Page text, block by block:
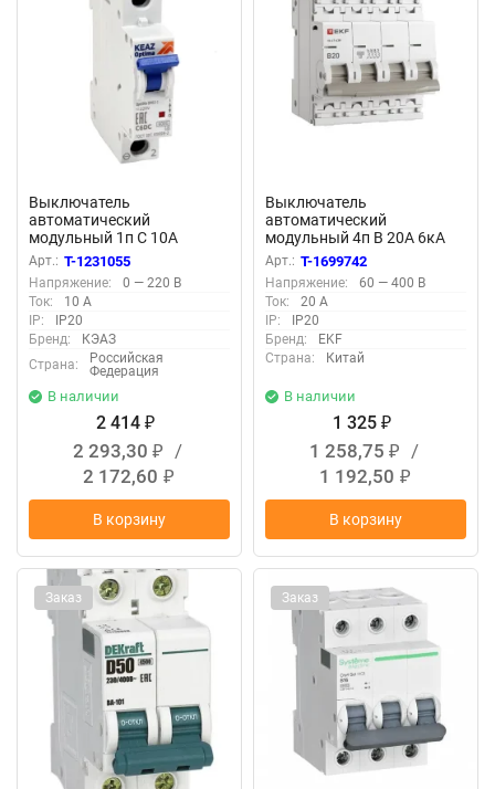
Выключатель
автоматический
модульный 1п C 10А
OptiDin BM63-1C10-DC-
УХЛ3 КЭАЗ 261157
Арт.: T-1231055
Напряжение:
0 — 220 В
Ток:
10 А
IP:
IP20
Бренд:
КЭАЗ
Страна:
Российская
Федерация
В наличии
2 414 ₽
2 293,30 ₽
/
2 172,60 ₽
В корзину
Выключатель
автоматический
модульный 4п B 20А 6кА
ВА 47-63N PROxima EKF
M636420B
Арт.: T-1699742
Напряжение:
60 — 400 В
Ток:
20 А
IP:
IP20
Бренд:
EKF
Страна:
Китай
В наличии
1 325 ₽
1 258,75 ₽
/
1 192,50 ₽
В корзину
Заказ Заказ